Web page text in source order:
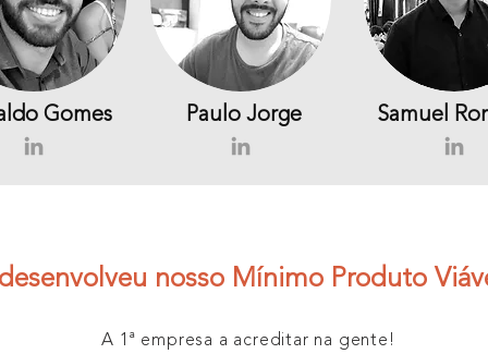
Gomes Paulo Jorge Samuel
nosso Mínimo Produto
A 1ª empresa a acreditar na gente!